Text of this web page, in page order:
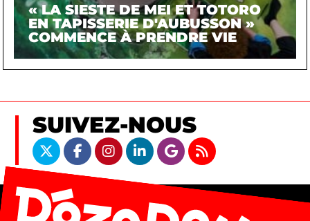
« LA SIESTE DE MEI ET TOTORO
EN TAPISSERIE D'AUBUSSON »
COMMENCE À PRENDRE VIE
SUIVEZ-NOUS